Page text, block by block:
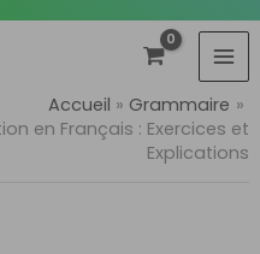
Accueil
Grammaire
en Français : Exercices et
Explications